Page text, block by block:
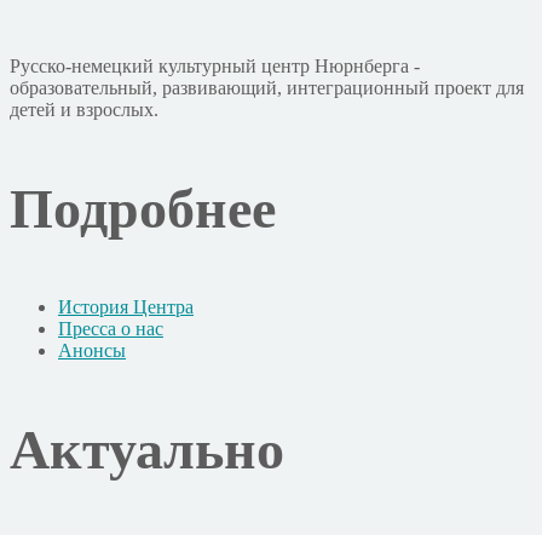
Русско-немецкий культурный центр Нюрнберга -
образовательный, развивающий, интеграционный проект для
детей и взрослых.
Подробнее
История Центра
Пресса о нас
Анонсы
Актуально